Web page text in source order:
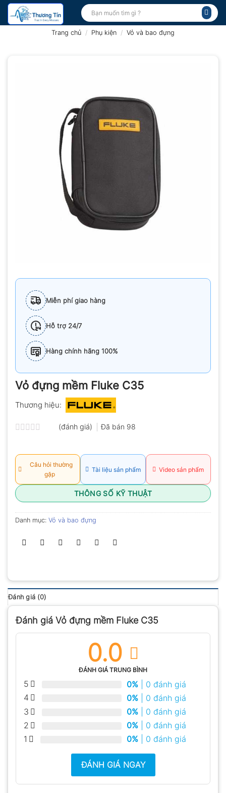
Bỏ
qua
Tìm
kiếm:
Trang chủ / Phụ kiện / Vỏ và bao đựng
Miễn phí giao hàng
Hỗ trợ 24/7
Hàng chính hãng 100%
Vỏ đựng mềm Fluke C35
Thương hiệu:
hạng
5
sao
(đánh giá) Đã bán 98
Câu hỏi thường
gặp
Tài liệu sản phẩm Video sản phẩm
THÔNG SỐ KỸ THUẬT
Danh mục: Vỏ và bao đựng
Đánh giá (0)
Đánh giá Vỏ đựng mềm Fluke C35
0.0
ĐÁNH GIÁ TRUNG BÌNH
5 0% | 0 đánh giá
4
0% | 0 đánh giá
3
0% | 0 đánh giá
2
0% | 0 đánh giá
1
0% | 0 đánh giá
ĐÁNH GIÁ NGAY